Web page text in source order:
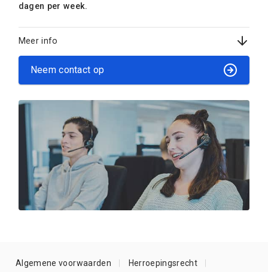
dagen per week.
Meer info
Neem contact op
Algemene voorwaarden Herroepingsrecht